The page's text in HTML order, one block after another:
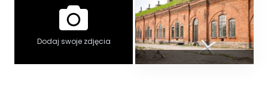
Dodaj swoje zdjęcia